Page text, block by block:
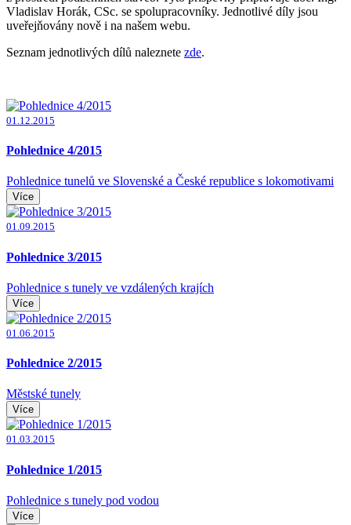
Vladislav Horák, CSc. se spolupracovníky. Jednotlivé díly jsou
uveřejňovány nově i na našem webu.
Seznam jednotlivých dílů naleznete zde.
01.12.2015
Pohlednice 4/2015
Pohlednice tunelů ve Slovenské a České republice s lokomotivami
Více
01.09.2015
Pohlednice 3/2015
Pohlednice s tunely ve vzdálených krajích
Více
01.06.2015
Pohlednice 2/2015
Městské tunely
Více
01.03.2015
Pohlednice 1/2015
Pohlednice s tunely pod vodou
Více